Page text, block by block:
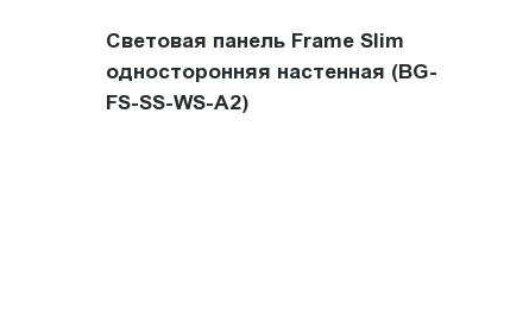
Световая панель Frame Slim
односторонняя настенная (BG-
FS-SS-WS-A2)